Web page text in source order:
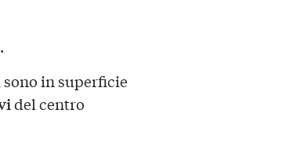
sono in superficie
del centro